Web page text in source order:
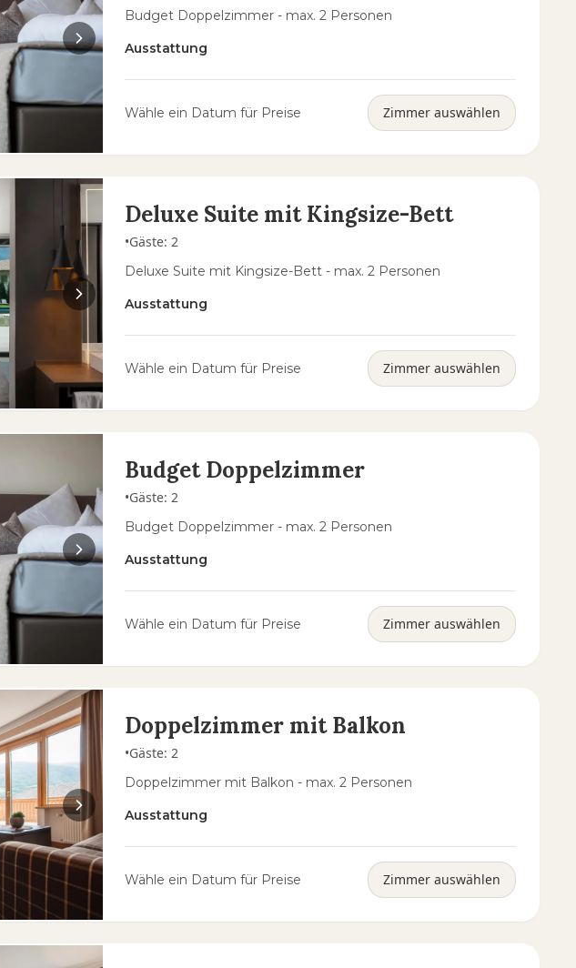
Budget Doppelzimmer - max. 2 Personen
Ausstattung
Wähle ein Datum für Preise Zimmer auswählen
Deluxe Suite mit Kingsize-Bett
•Gäste:2
Deluxe Suite mit Kingsize-Bett - max. 2 Personen
Ausstattung
Wähle ein Datum für Preise Zimmer auswählen
Budget Doppelzimmer
•Gäste:2
Budget Doppelzimmer - max. 2 Personen
Ausstattung
Wähle ein Datum für Preise Zimmer auswählen
Doppelzimmer mit Balkon
•Gäste:2
Doppelzimmer mit Balkon - max. 2 Personen
Ausstattung
Wähle ein Datum für Preise Zimmer auswählen